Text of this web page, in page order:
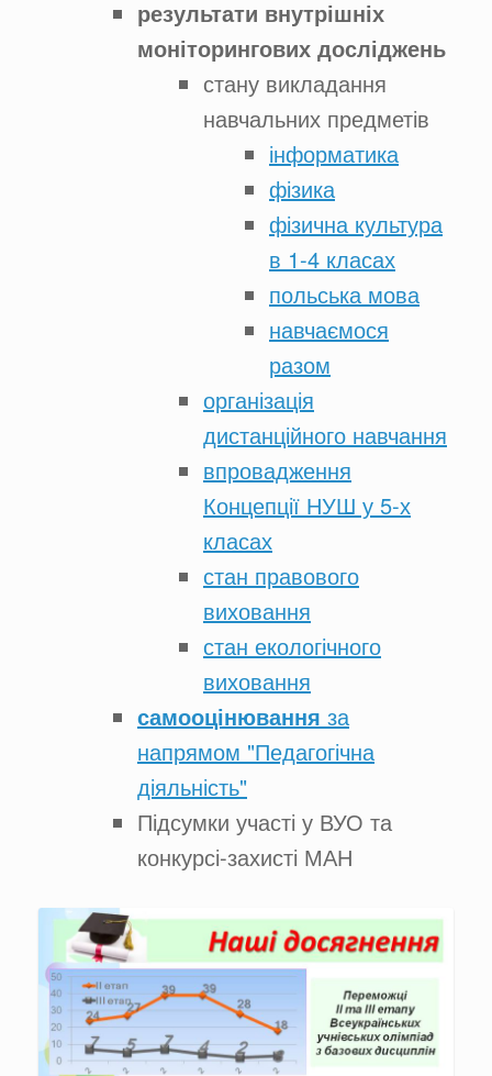
результати внутрішніх
моніторингових досліджень
стану викладання
навчальних предметів
інформатика
фізика
фізична культура
в 1-4 класах
польська мова
навчаємося
разом
організація
дистанційного навчання
впровадження
Концепції НУШ у 5-х
класах
стан правового
виховання
стан екологічного
виховання
самооцінювання за
напрямом "Педагогічна
діяльність"
Підсумки участі у ВУО та
конкурсі-захисті МАН